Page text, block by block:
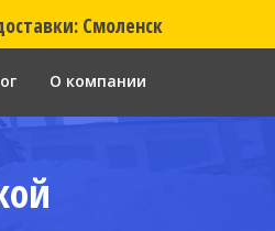
Смоленск
О компании